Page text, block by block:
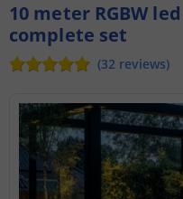
10 meter RGBW
complete set
(32 reviews)